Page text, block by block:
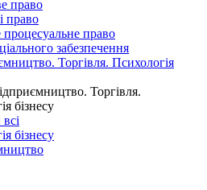
право
право
процесуальне право
забезпечення
Торгівля. Психологія
Торгівля.
бізнесу
бізнесу